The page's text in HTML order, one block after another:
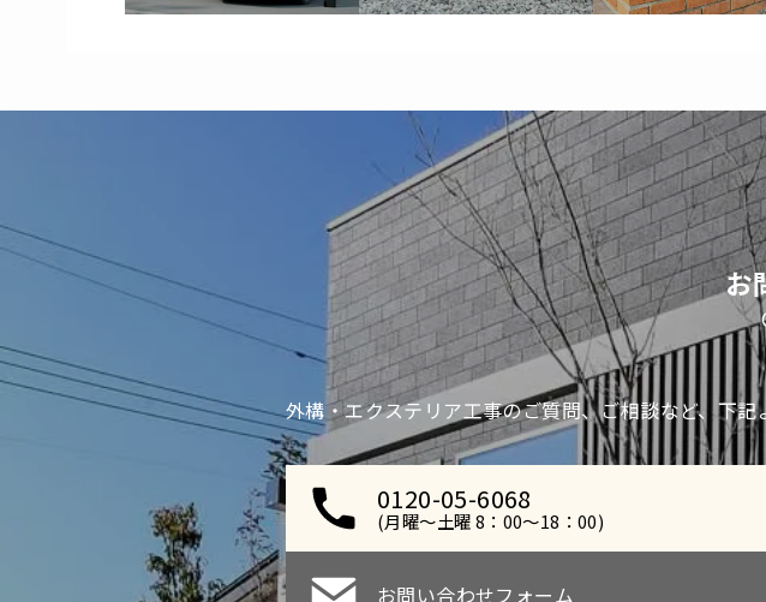
お
外構・エクステリア工事のご質問、ご相談など、下
0120-05-6068
(月曜～土曜 8：00～18：00)
お問い合わせフォーム